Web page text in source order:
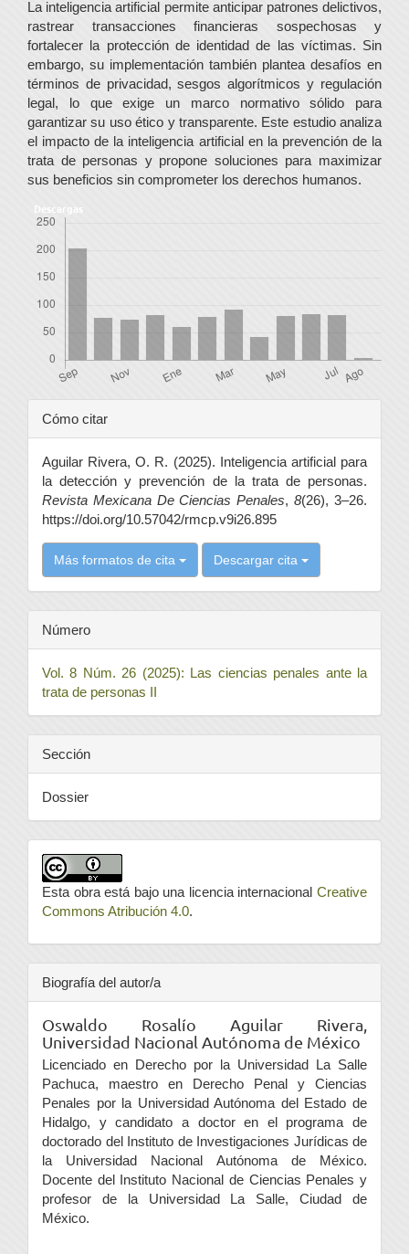
La inteligencia artificial permite anticipar patrones delictivos,
rastrear transacciones financieras sospechosas y
fortalecer la protección de identidad de las víctimas. Sin
embargo, su implementación también plantea desafíos en
términos de privacidad, sesgos algorítmicos y regulación
legal, lo que exige un marco normativo sólido para
garantizar su uso ético y transparente. Este estudio analiza
el impacto de la inteligencia artificial en la prevención de la
trata de personas y propone soluciones para maximizar
sus beneficios sin comprometer los derechos humanos.
Descargas
Detalles
del
artículo
Cómo citar
Aguilar Rivera, O. R. (2025). Inteligencia artificial para
la detección y prevención de la trata de personas.
Revista Mexicana De Ciencias Penales,8(26), 3–26.
https://doi.org/10.57042/rmcp.v9i26.895
Más formatos de cita Descargar cita
Número
Vol. 8 Núm. 26 (2025): Las ciencias penales ante la
trata de personas II
Sección
Dossier
Esta obra está bajo una licencia internacional Creative
Commons Atribución 4.0.
Biografía del autor/a
Oswaldo Rosalío Aguilar Rivera,
Universidad Nacional Autónoma de México
Licenciado en Derecho por la Universidad La Salle
Pachuca, maestro en Derecho Penal y Ciencias
Penales por la Universidad Autónoma del Estado de
Hidalgo, y candidato a doctor en el programa de
doctorado del Instituto de Investigaciones Jurídicas de
la Universidad Nacional Autónoma de México.
Docente del Instituto Nacional de Ciencias Penales y
profesor de la Universidad La Salle, Ciudad de
México.